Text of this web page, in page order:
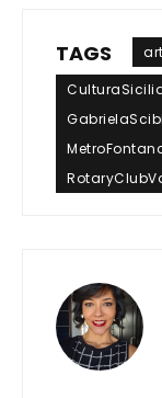
TAGS